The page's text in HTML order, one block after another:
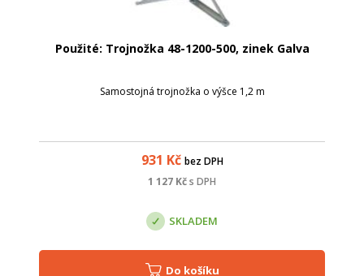
Použité: Trojnožka 48-1200-500, zinek Galva
Samostojná trojnožka o výšce 1,2 m
931 Kč bez DPH
1 127 Kčs DPH
SKLADEM
Do košíku